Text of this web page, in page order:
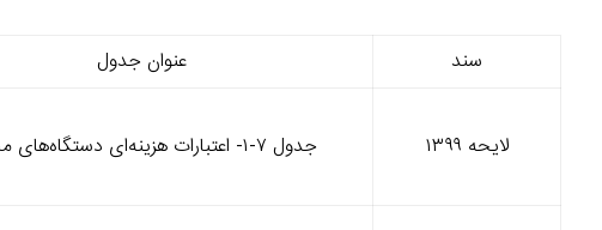
سند عنوان جدول
لایحه ۱۳۹۹ جدول ۷-۱- اعتبارات هزینه‌ای دستگاه‌های مجری